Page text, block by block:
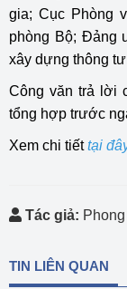
gia; Cục Phòng
phòng Bộ; Đảng
xây dựng thông
Công văn trả lời
tổng hợp trước
Xem chi tiết tại
Tác giả:
TIN LIÊN QUAN